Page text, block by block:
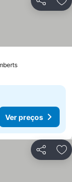
Partilhar
Ver preços
Partilhar